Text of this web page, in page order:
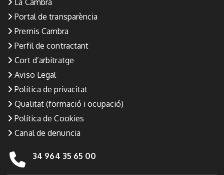
Portal de transparència
Premis Cambra
Perfil de contractant
Cort d’arbitratge
Aviso Legal
Política de privacitat
Qualitat (formació i ocupació)
Política de Cookies
Canal de denuncia
34 964 35 65 00